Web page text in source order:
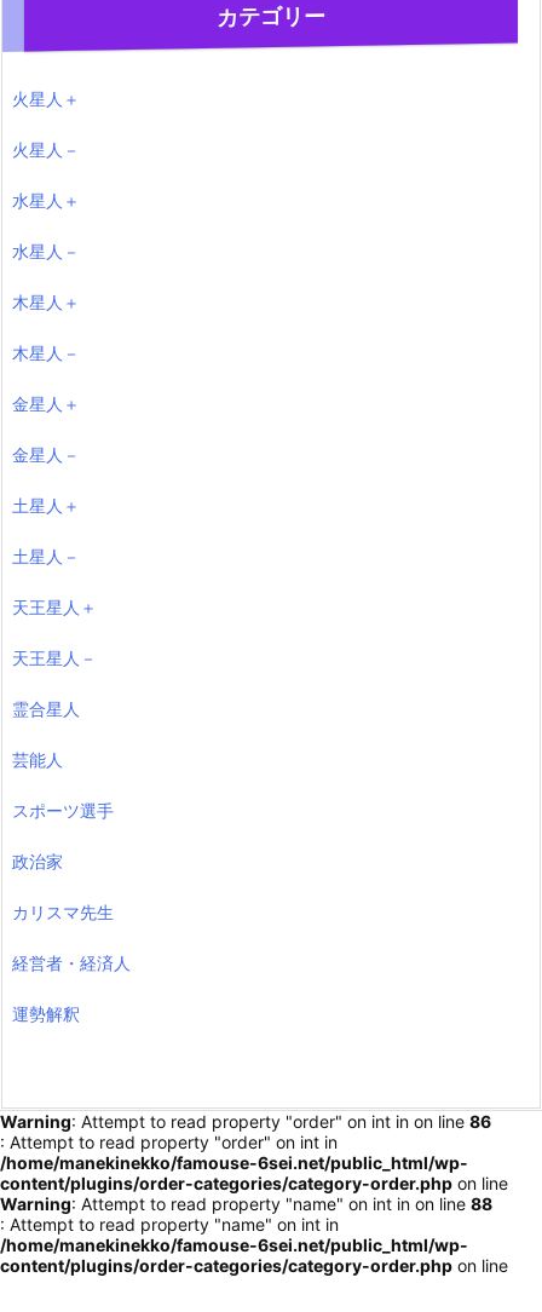
カテゴリー
火星人＋
火星人－
水星人＋
水星人－
木星人＋
木星人－
金星人＋
金星人－
土星人＋
土星人－
天王星人＋
天王星人－
霊合星人
芸能人
スポーツ選手
政治家
カリスマ先生
経営者・経済人
運勢解釈
Warning: Attempt to read property "order" on int in on line 86
: Attempt to read property "order" on int in
/home/manekinekko/famouse-6sei.net/public_html/wp-
content/plugins/order-categories/category-order.php on line
Warning: Attempt to read property "name" on int in on line 88
: Attempt to read property "name" on int in
/home/manekinekko/famouse-6sei.net/public_html/wp-
content/plugins/order-categories/category-order.php on line